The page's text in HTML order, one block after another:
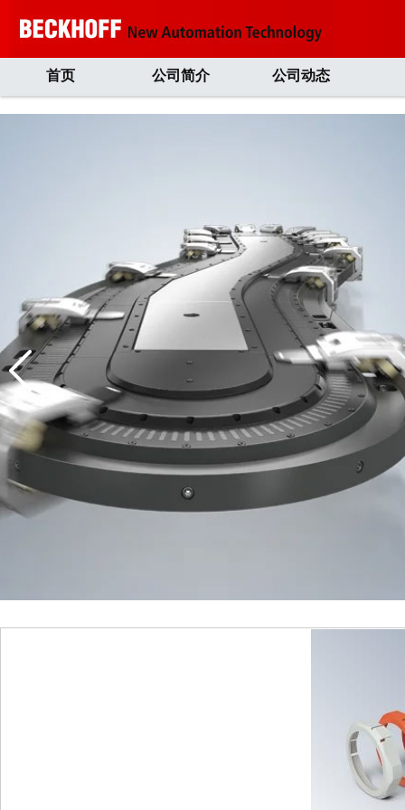
首页 公司简介 公司动态